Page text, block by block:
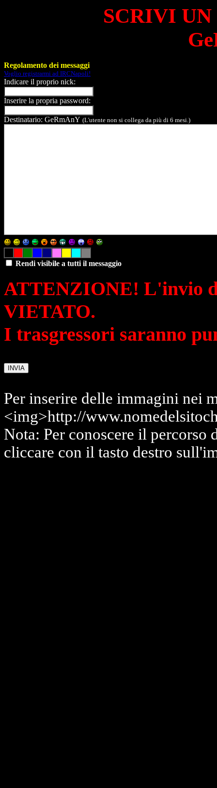
SCRIVI
Regolamento dei messaggi
Voglio registrarmi ad IRCNapoli!
Indicare il proprio nick:
Inserire la propria password:
Destinatario: GeRmAnY (L'utente non si collega da più di 6 mesi.)
Rendi visibile a tutti il messaggio
ATTENZIONE! L'invio
VIETATO.
I trasgressori saranno
Per inserire delle immagini nei
<img>http://
Nota: Per conoscere il percorso
cliccare con il tasto destro